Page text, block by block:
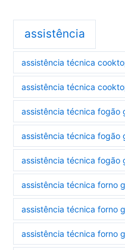
assistência
assistência técnica
assistência técnica
assistência técnica fogão
assistência técnica fogão
assistência técnica fogão
assistência técnica forno
assistência técnica forno
assistência técnica forno